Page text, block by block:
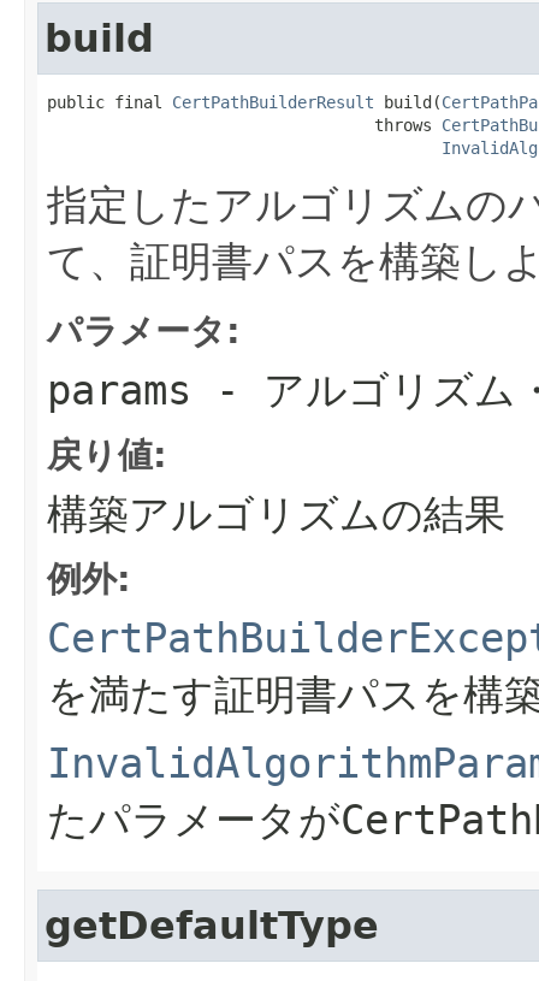
build
public final CertPathBuilderResult build(
                                  throws
指定したアルゴリズムの
て、証明書パスを構築し
パラメータ:
params - アルゴリズム
戻り値:
構築アルゴリズムの結果
例外:
を満たす証明書パスを構
たパラメータが
getDefaultType